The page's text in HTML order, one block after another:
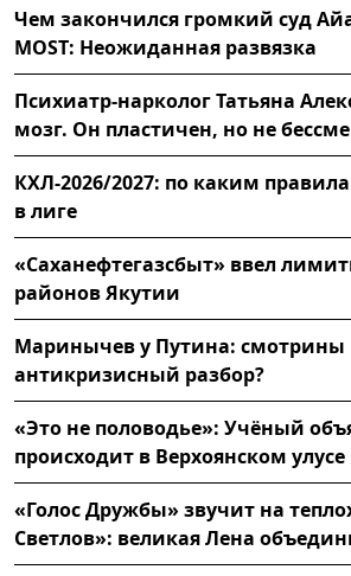
Чем закончился громкий суд
MOST: Неожиданная развязка
Психиатр-нарколог Татьяна
мозг. Он пластичен, но не
КХЛ-2026/2027: по каким
в лиге
«Саханефтегазсбыт» ввел
районов Якутии
Маринычев у Путина: смотрины
антикризисный разбор?
«Это не половодье»: Учёный
происходит в Верхоянском улусе
«Голос Дружбы» звучит на
Светлов»: великая Лена